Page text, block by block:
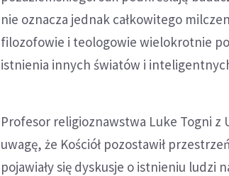
nie oznacza jednak całkowitego
filozofowie i teologowie wielokrotnie
istnienia innych światów i
Profesor religioznawstwa Luke Togni z
uwagę, że Kościół pozostawił
pojawiały się dyskusje o istnieniu ludzi